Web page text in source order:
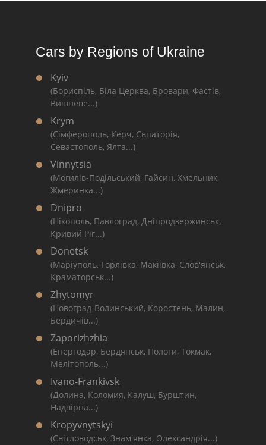
Cars by Regions of Ukraine
Kyiv
(Бориспіль, Біла Церква, Бровари, Фастів,
Вишневе...)
Krym
(Сімферополь, Керч, Євпаторія,
Севастополь, Ялта...)
Vinnytsia
(Могилів-Подільський, Гайсин, Хмельник,
Жмеринка...)
Dnipro
(Нікополь, Павлоград, Дніпродзержинськ,
Кривий Ріг...)
Donetsk
(Маріуполь, Горлівка, Макіївка, Слов'янськ,
Краматорськ...)
Zhytomyr
(Новоград-Волинський, Коростень, Малин,
Бердичів...)
Zaporizhzhia
(Енергодар, Бердянськ, Пологи, Токмак,
Мелітополь...)
Ivano-Frankivsk
(Долина, Коломия, Калуш, Бурштин,
Надвірна...)
Kropyvnytskyi
(Світловодськ, Знам'янка, Олександрія...)